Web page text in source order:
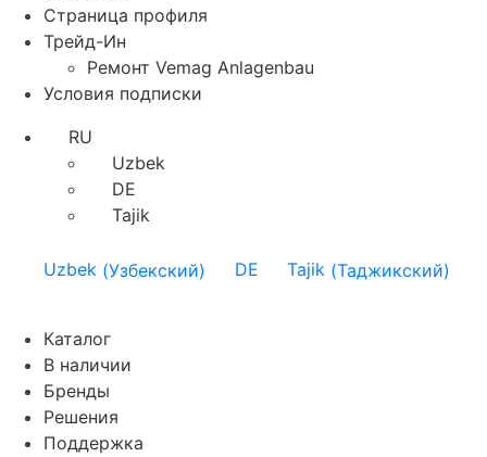
Страница профиля
Трейд-Ин
Ремонт Vemag Anlagenbau
Условия подписки
RU
Uzbek
DE
Tajik
Uzbek (Узбекский) DE Tajik (Таджикский)
Каталог
В наличии
Бренды
Решения
Поддержка